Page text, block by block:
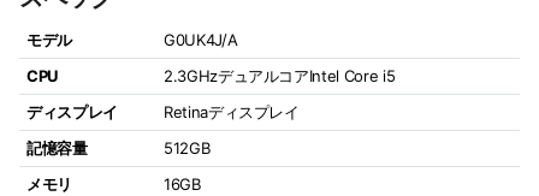
モデル
G0UK4J/A
CPU
2.3GHzデュアルコアIntel Core i5
ディスプレイ
Retinaディスプレイ
記憶容量
512GB
メモリ
16GB